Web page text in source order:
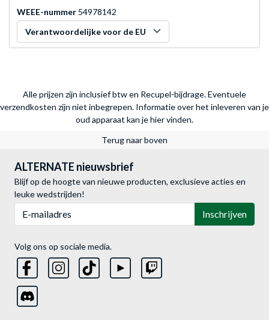
WEEE-nummer 54978142
Verantwoordelijke voor de EU
Alle prijzen zijn inclusief btw en Recupel-bijdrage. Eventuele
verzendkosten zijn niet inbegrepen. Informatie over het inleveren van je
oud apparaat kan je hier vinden.
Terug naar boven
ALTERNATE nieuwsbrief
Blijf op de hoogte van nieuwe producten, exclusieve acties en
leuke wedstrijden!
Inschrijven
Volg ons op sociale media.